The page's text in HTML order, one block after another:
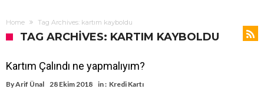
Home Tag Archives: kartım kayboldu
TAG ARCHIVES: KARTIM KAYBOLDU
Kartım Çalındı ne yapmalıyım?
ByArif Ünal 28 Ekim 2018 in : Kredi Kartı